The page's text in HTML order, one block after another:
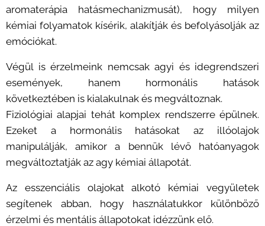
aromaterápia hatásmechanizmusát), hogy milyen
kémiai folyamatok kísérik, alakítják és befolyásolják az
emóciókat.
Végül is érzelmeink nemcsak agyi és idegrendszeri
események, hanem hormonális hatások
következtében is kialakulnak és megváltoznak.
Fiziológiai alapjai tehát komplex rendszerre épülnek.
Ezeket a hormonális hatásokat az illóolajok
manipulálják, amikor a bennük lévő hatóanyagok
megváltoztatják az agy kémiai állapotát.
Az esszenciális olajokat alkotó kémiai vegyületek
segítenek abban, hogy használatukkor különböző
érzelmi és mentális állapotokat idézzünk elő.